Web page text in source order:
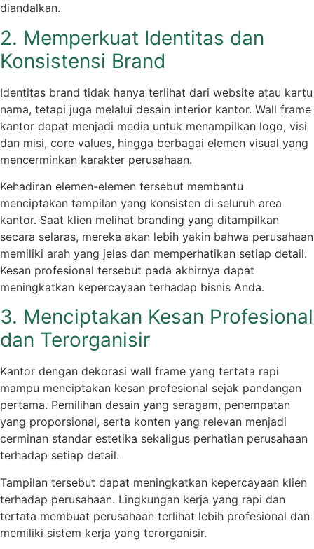
diandalkan.
2. Memperkuat Identitas dan
Konsistensi Brand
Identitas brand tidak hanya terlihat dari website atau kartu
nama, tetapi juga melalui desain interior kantor. Wall frame
kantor dapat menjadi media untuk menampilkan logo, visi
dan misi, core values, hingga berbagai elemen visual yang
mencerminkan karakter perusahaan.
Kehadiran elemen-elemen tersebut membantu
menciptakan tampilan yang konsisten di seluruh area
kantor. Saat klien melihat branding yang ditampilkan
secara selaras, mereka akan lebih yakin bahwa perusahaan
memiliki arah yang jelas dan memperhatikan setiap detail.
Kesan profesional tersebut pada akhirnya dapat
meningkatkan kepercayaan terhadap bisnis Anda.
3. Menciptakan Kesan Profesional
dan Terorganisir
Kantor dengan dekorasi wall frame yang tertata rapi
mampu menciptakan kesan profesional sejak pandangan
pertama. Pemilihan desain yang seragam, penempatan
yang proporsional, serta konten yang relevan menjadi
cerminan standar estetika sekaligus perhatian perusahaan
terhadap setiap detail.
Tampilan tersebut dapat meningkatkan kepercayaan klien
terhadap perusahaan. Lingkungan kerja yang rapi dan
tertata membuat perusahaan terlihat lebih profesional dan
memiliki sistem kerja yang terorganisir.